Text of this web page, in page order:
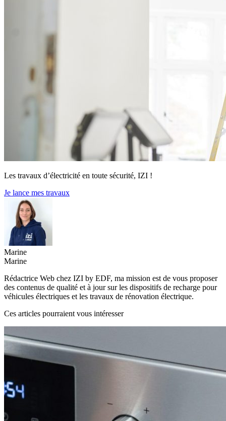
Les travaux d’électricité en toute sécurité, IZI !
Je lance mes travaux
Marine
Marine
Rédactrice Web chez IZI by EDF, ma mission est de vous proposer
des contenus de qualité et à jour sur les dispositifs de recharge pour
véhicules électriques et les travaux de rénovation électrique.
Ces articles pourraient vous intéresser